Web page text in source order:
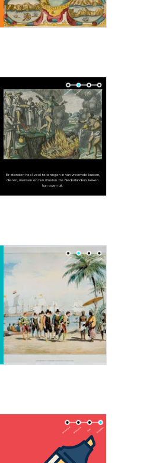
Er stonden heel veel tekeningen in van vreemde kusten,
dieren, mensen en hun rituelen. De Nederlanders keken
hun ogen uit.